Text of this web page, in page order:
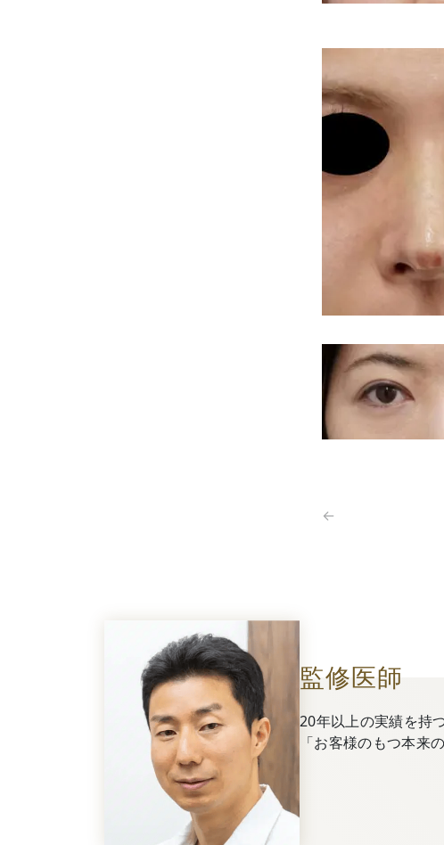
←
監修医師
20年以上の実績を持
「お客様のもつ本来